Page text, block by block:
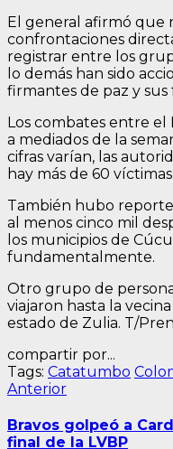
El general afirmó que
confrontaciones
registrar entre los
lo demás han sido
firmantes de paz y sus
Los combates entre el
a mediados de la
cifras varían, las
hay más de 60
También hubo
al menos cinco mil
los municipios de
fundamentalmente.
Otro grupo de
viajaron hasta la
estado de Zulia. T/
compartir por...
Tags: Catatumbo
Navegación
de
AnteriorEntrada
Bravos golpeó a
final de la LVBP